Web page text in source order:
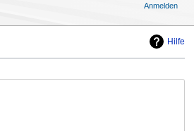
Hilfe
Anmelden